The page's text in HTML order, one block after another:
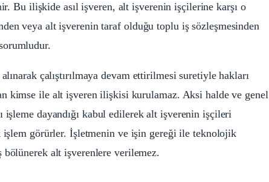
Bu ilişkide asıl işveren, alt işverenin işçilerine karşı o
veya alt işverenin taraf olduğu toplu iş sözleşmesinden
çalıştırılmaya devam ettirilmesi suretiyle hakları
kimse ile alt işveren ilişkisi kurulamaz. Aksi halde ve genel
dayandığı kabul edilerek alt işverenin işçileri
işlem görürler. İşletmenin ve işin gereği ile teknolojik
bölünerek alt işverenlere verilemez.